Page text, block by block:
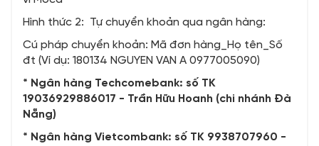
Hình thức 2: Tự chuyển khoản qua ngân hàng:
Cú pháp chuyển khoản: Mã đơn hàng_Họ tên_Số
đt (Ví dụ: 180134 NGUYEN VAN A 0977005090)
* Ngân hàng Techcomebank: số TK
19036929886017 - Trần Hữu Hoanh (chi nhánh Đà
Nẵng)
* Ngân hàng Vietcombank: số TK 9938707960 -